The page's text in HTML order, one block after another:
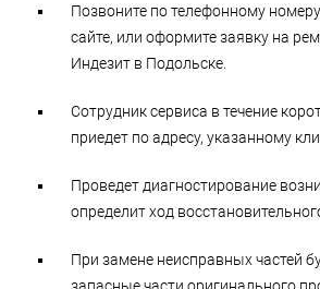
Позвоните по телефонному
сайте, или оформите заявку на
Индезит в Подольске.
Сотрудник сервиса в течение
приедет по адресу, указанному
Проведет диагностирование
определит ход
При замене неисправных частей